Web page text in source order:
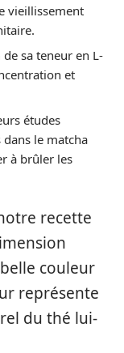
vieillissement
de sa teneur en L-
et
études
le matcha
à brûler les
recette
couleur
représente
du thé lui-